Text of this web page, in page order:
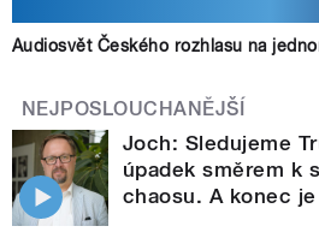
Audiosvět Českého rozhlasu na
NEJPOSLOUCHANĚJŠÍ
Joch: Sledujeme
úpadek směrem k
chaosu. A konec